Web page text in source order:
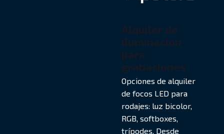
Opciones de alquiler
de focos LED para
rodajes: luz bicolor,
RGB, softboxes,
trípodes. Desde